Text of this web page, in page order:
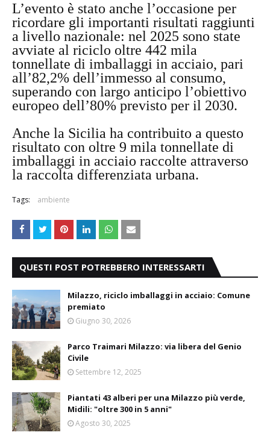
L’evento è stato anche l’occasione per
ricordare gli importanti risultati raggiunti
a livello nazionale: nel 2025 sono state
avviate al riciclo oltre 442 mila
tonnellate di imballaggi in acciaio, pari
all’82,2% dell’immesso al consumo,
superando con largo anticipo l’obiettivo
europeo dell’80% previsto per il 2030.
Anche la Sicilia ha contribuito a questo
risultato con oltre 9 mila tonnellate di
imballaggi in acciaio raccolte attraverso
la raccolta differenziata urbana.
Tags: ambiente
QUESTI POST POTREBBERO INTERESSARTI
Milazzo, riciclo imballaggi in acciaio: Comune
premiato
Giugno 30, 2026
Parco Traimari Milazzo: via libera del Genio
Civile
Settembre 12, 2025
Piantati 43 alberi per una Milazzo più verde,
Midili: "oltre 300 in 5 anni"
Agosto 30, 2025